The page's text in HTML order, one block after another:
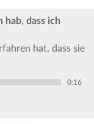
hab, dass ich
hat, dass sie
0:16